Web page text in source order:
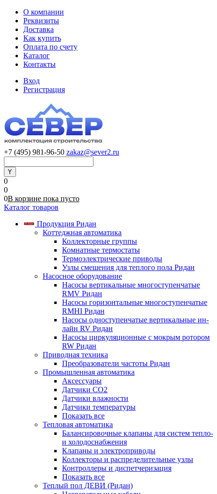
О компании
Реквизиты
Доставка
Как купить
Оплата по счету
Каталог
Контакты
Вход
Регистрация
+7 (495) 981-96-50 zakaz@sever2.ru
0
0
0В корзине пока пусто
Каталог товаров
Продукция Ридан
Коттеджная автоматика
Коллекторные группы
Комнатные термостаты
Термоэлектрические приводы
Узлы смешения для теплого пола Ридан
Насосное оборудование
Насосы вертикальные многоступенчатые
RMV Ридан
Насосы горизонтальные многоступенчатые
RMHI Ридан
Насосы одноступенчатые вертикальные ин-
лайн RV Ридан
Насосы циркуляционные с мокрым ротором
RW Ридан
Приводная техника
Преобразователи частоты Ридан
Промышленная автоматика
Аксессуары
Датчики CO2
Датчики влажности
Датчики температуры
Показать все
Тепловая автоматика
Балансировочные клапаны для систем тепло-
и холодоснабжения
Клапаны и электроприводы
Коллекторы и распределительные узлы
Контроллеры и диспетчеризация
Показать все
Теплый пол ДЕВИ (Ридан)